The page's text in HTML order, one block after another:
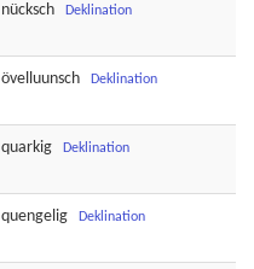
nücksch Deklination
övelluunsch Deklination
quarkig Deklination
quengelig Deklination